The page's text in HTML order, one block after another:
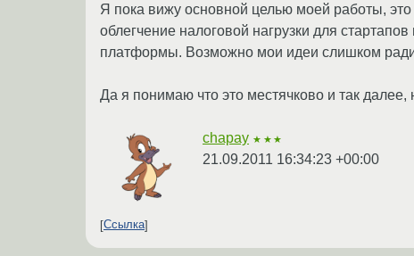
Я пока вижу основной целью моей работы,
облегчение налоговой нагрузки для
платформы. Возможно мои идеи слишком
Да я понимаю что это местячково и так
chapay ★★★
21.09.2011 16:34:23 +00:00
Ссылка